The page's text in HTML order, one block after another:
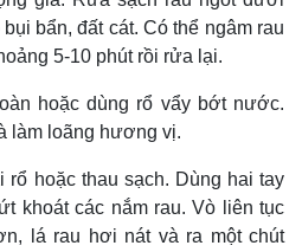
bẩn, đất cát. Có thể ngâm rau
5-10 phút rồi rửa lại.
hoặc dùng rổ vẩy bớt nước.
làm loãng hương vị.
rổ hoặc thau sạch. Dùng hai tay
khoát các nắm rau. Vò liên tục
lá rau hơi nát và ra một chút